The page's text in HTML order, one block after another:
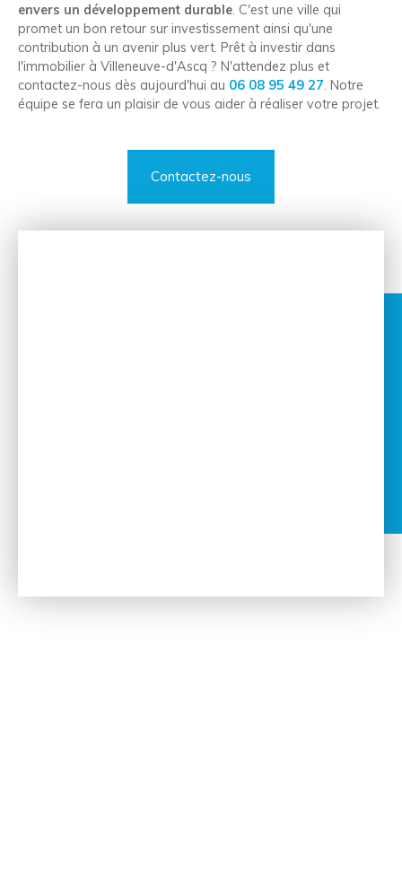
envers un développement durable. C'est une ville qui
promet un bon retour sur investissement ainsi qu'une
contribution à un avenir plus vert. Prêt à investir dans
l'immobilier à Villeneuve-d'Ascq ? N'attendez plus et
contactez-nous dès aujourd'hui au 06 08 95 49 27. Notre
équipe se fera un plaisir de vous aider à réaliser votre projet.
Contactez-nous